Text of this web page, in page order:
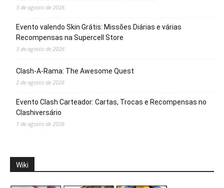
3 de agosto de 2026
Evento valendo Skin Grátis: Missões Diárias e várias
Recompensas na Supercell Store
3 de agosto de 2026
Clash-A-Rama: The Awesome Quest
2 de agosto de 2026
Evento Clash Carteador: Cartas, Trocas e Recompensas no
Clashiversário
1 de agosto de 2026
Wiki